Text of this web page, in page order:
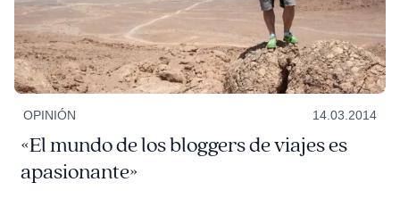
OPINIÓN 14.03.2014
«El mundo de los bloggers de viajes es
apasionante»